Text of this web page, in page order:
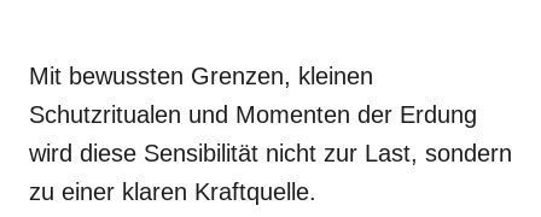
Mit bewussten Grenzen, kleinen
Schutzritualen und Momenten der Erdung
wird diese Sensibilität nicht zur Last, sondern
zu einer klaren Kraftquelle.